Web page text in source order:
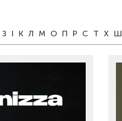
З І К Л М О П Р С Т Х Ш